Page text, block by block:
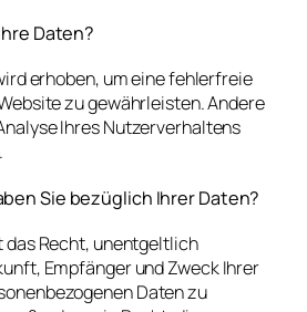
Daten?
erhoben, um eine fehlerfreie
zu gewährleisten. Andere
Ihres Nutzerverhaltens
Sie bezüglich Ihrer Daten?
das Recht, unentgeltlich
Empfänger und Zweck Ihrer
Daten zu